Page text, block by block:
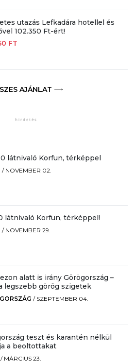
utazás Lefkadára hotellel és
102.350 Ft-ért!
FT
AJÁNLAT
látnivaló Korfun, térképpel
/ NOVEMBER 02.
látnivaló Korfun, térképpel!
/ NOVEMBER 29.
alatt is irány Görögország –
legszebb görög szigetek
/ SZEPTEMBER 04.
teszt és karantén nélkül
a beoltottakat
/ MÁRCIUS 23.